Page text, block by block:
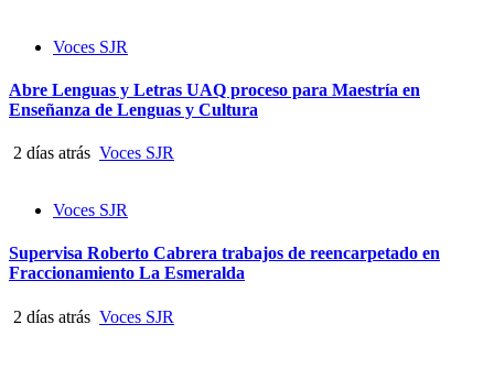
Voces SJR
Abre Lenguas y Letras UAQ proceso para Maestría en
Enseñanza de Lenguas y Cultura
2 días atrás Voces SJR
Voces SJR
Supervisa Roberto Cabrera trabajos de reencarpetado en
Fraccionamiento La Esmeralda
2 días atrás Voces SJR